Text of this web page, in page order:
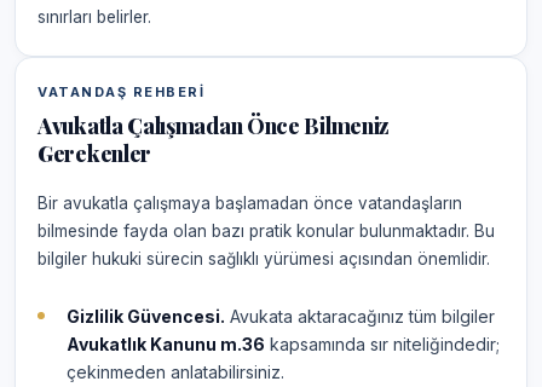
sınırları belirler.
VATANDAŞ REHBERI
Avukatla Çalışmadan Önce Bilmeniz
Gerekenler
Bir avukatla çalışmaya başlamadan önce vatandaşların
bilmesinde fayda olan bazı pratik konular bulunmaktadır. Bu
bilgiler hukuki sürecin sağlıklı yürümesi açısından önemlidir.
Gizlilik Güvencesi. Avukata aktaracağınız tüm bilgiler
Avukatlık Kanunu m.36 kapsamında sır niteliğindedir;
çekinmeden anlatabilirsiniz.